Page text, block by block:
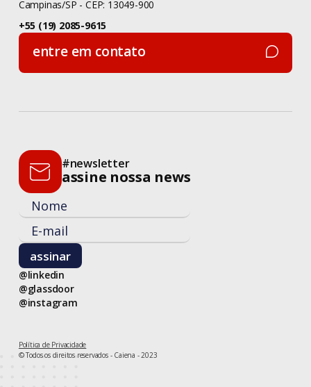
Campinas/SP - CEP: 13049-900
+55 (19) 2085-9615
entre em contato
entre em contato
#newsletter
assine nossa news
@linkedin
@glassdoor
@instagram
Política de Privacidade
© Todos os direitos reservados - Caiena - 2023